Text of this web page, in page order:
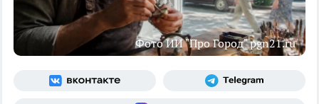
Фото ИИ "Про Город" pgn21.ru